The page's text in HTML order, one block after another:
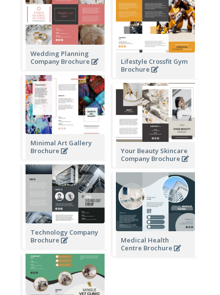
Wedding Planning
Company Brochure
Minimal Art Gallery
Brochure
Technology Company
Brochure
Lifestyle Crossfit Gym
Brochure
Your Beauty Skincare
Company Brochure
Medical Health
Centre Brochure